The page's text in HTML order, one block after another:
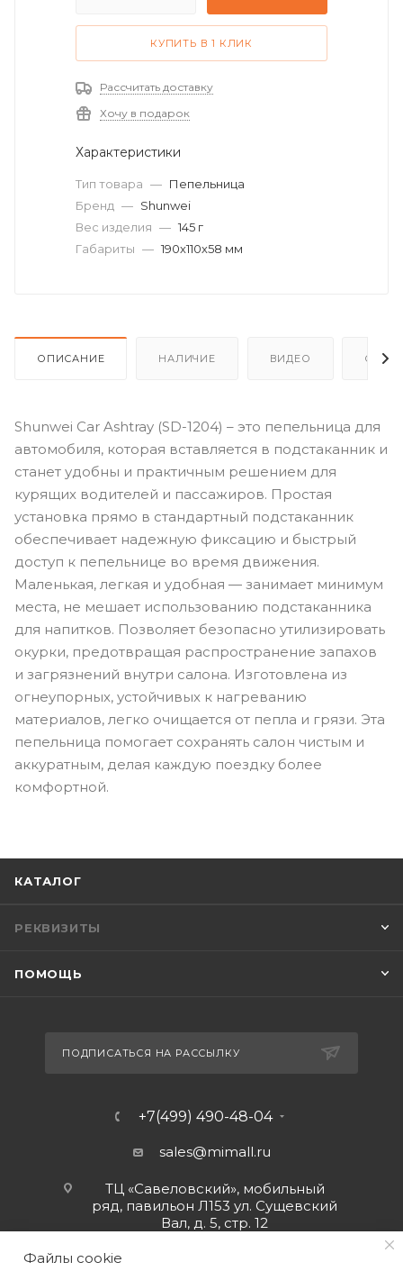
КУПИТЬ В 1 КЛИК
Рассчитать доставку
Хочу в подарок
Характеристики
Тип товара — Пепельница
Бренд — Shunwei
Вес изделия — 145 г
Габариты — 190х110х58 мм
ОПИСАНИЕ НАЛИЧИЕ ВИДЕО
Shunwei Car Ashtray (SD-1204) – это пепельница для
автомобиля, которая вставляется в подстаканник и
станет удобны и практичным решением для
курящих водителей и пассажиров. Простая
установка прямо в стандартный подстаканник
обеспечивает надежную фиксацию и быстрый
доступ к пепельнице во время движения.
Маленькая, легкая и удобная — занимает минимум
места, не мешает использованию подстаканника
для напитков. Позволяет безопасно утилизировать
окурки, предотвращая распространение запахов
и загрязнений внутри салона. Изготовлена из
огнеупорных, устойчивых к нагреванию
материалов, легко очищается от пепла и грязи. Эта
пепельница помогает сохранять салон чистым и
аккуратным, делая каждую поездку более
комфортной.
КАТАЛОГ
РЕКВИЗИТЫ
ПОМОЩЬ
ПОДПИСАТЬСЯ НА РАССЫЛКУ
+7(499) 490-48-04
sales@mimall.ru
ТЦ «Савеловский», мобильный
ряд, павильон Л153 ул. Сущевский
Вал, д. 5, стр. 12
Файлы cookie